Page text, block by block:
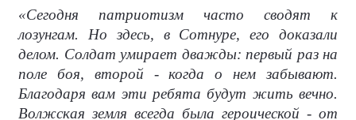
«Сегодня патриотизм часто сводят к
лозунгам. Но здесь, в Сотнуре, его доказали
делом. Солдат умирает дважды: первый раз на
поле боя, второй - когда о нем забывают.
Благодаря вам эти ребята будут жить вечно.
Волжская земля всегда была героической - от